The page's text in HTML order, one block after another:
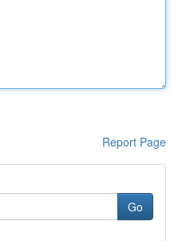
Report Page
Go